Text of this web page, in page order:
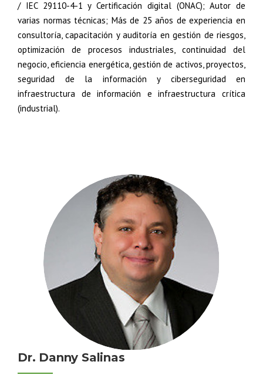
/ IEC 29110-4-1 y Certificación digital (ONAC); Autor de
varias normas técnicas; Más de 25 años de experiencia en
consultoría, capacitación y auditoría en gestión de riesgos,
optimización de procesos industriales, continuidad del
negocio, eficiencia energética, gestión de activos, proyectos,
seguridad de la información y ciberseguridad en
infraestructura de información e infraestructura crítica
(industrial).
Dr. Danny Salinas